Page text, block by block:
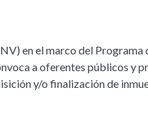
en el marco del
a oferentes públicos y
y/o finalización de